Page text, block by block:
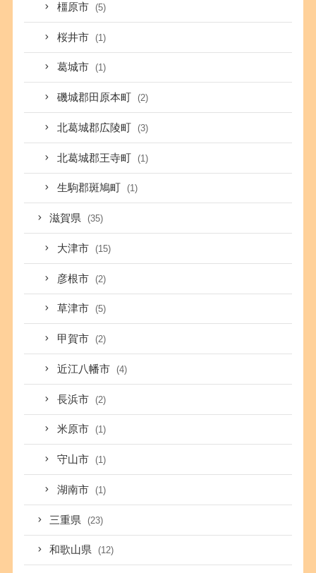
橿原市 (5)
桜井市 (1)
葛城市 (1)
磯城郡田原本町 (2)
北葛城郡広陵町 (3)
北葛城郡王寺町 (1)
生駒郡斑鳩町 (1)
滋賀県 (35)
大津市 (15)
彦根市 (2)
草津市 (5)
甲賀市 (2)
近江八幡市 (4)
長浜市 (2)
米原市 (1)
守山市 (1)
湖南市 (1)
三重県 (23)
和歌山県 (12)